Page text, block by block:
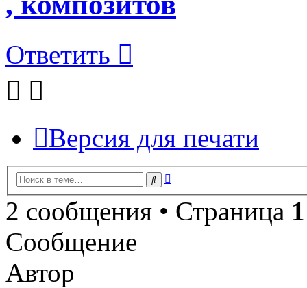
Ответить
Версия для печати
Поиск
2 сообщения • Страница 1
Сообщение
Автор